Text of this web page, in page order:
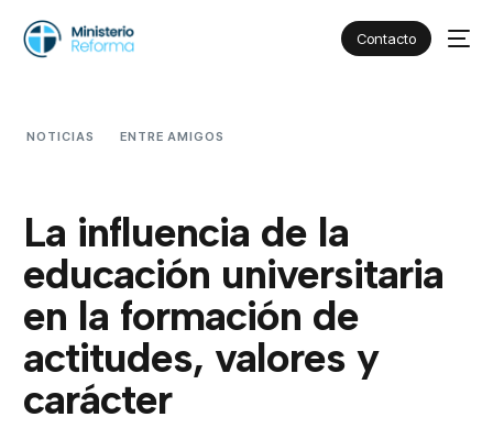
Contacto
NOTICIAS ENTRE AMIGOS
La influencia de la
educación universitaria
en la formación de
actitudes, valores y
carácter